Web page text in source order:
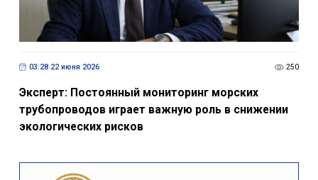
03:28 22 июня 2026 250
Эксперт: Постоянный мониторинг морских
трубопроводов играет важную роль в снижении
экологических рисков